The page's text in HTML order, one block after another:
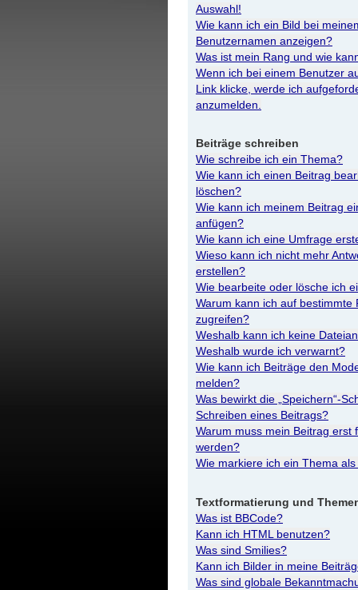
Auswahl!
Wie kann ich ein Bild bei
Benutzernamen anzeigen?
Was ist mein Rang und wie
Wenn ich bei einem Benutzer
Link klicke, werde ich
anzumelden.
Beiträge schreiben
Wie schreibe ich ein Thema?
Wie kann ich einen Beitrag
löschen?
Wie kann ich meinem Beitrag
anfügen?
Wie kann ich eine Umfrage
Wieso kann ich nicht mehr
erstellen?
Wie bearbeite oder lösche ich
Warum kann ich auf bestimmte
zugreifen?
Weshalb kann ich keine
Weshalb wurde ich verwarnt?
Wie kann ich Beiträge den
melden?
Was bewirkt die „Speichern“-
Schreiben eines Beitrags?
Warum muss mein Beitrag erst
werden?
Wie markiere ich ein Thema
Textformatierung und
Was ist BBCode?
Kann ich HTML benutzen?
Was sind Smilies?
Kann ich Bilder in meine
Was sind globale